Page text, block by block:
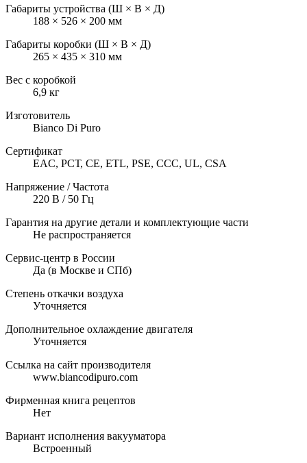
Габариты устройства (Ш × В × Д)
188 × 526 × 200 мм
Габариты коробки (Ш × В × Д)
265 × 435 × 310 мм
Вес с коробкой
6,9 кг
Изготовитель
Bianco Di Puro
Сертификат
EAC, РСТ, CE, ETL, PSE, CCC, UL, CSA
Напряжение / Частота
220 В / 50 Гц
Гарантия на другие детали и комплектующие части
Не распространяется
Сервис-центр в России
Да (в Москве и СПб)
Степень откачки воздуха
Уточняется
Дополнительное охлаждение двигателя
Уточняется
Ссылка на сайт производителя
www.biancodipuro.com
Фирменная книга рецептов
Нет
Вариант исполнения вакууматора
Встроенный